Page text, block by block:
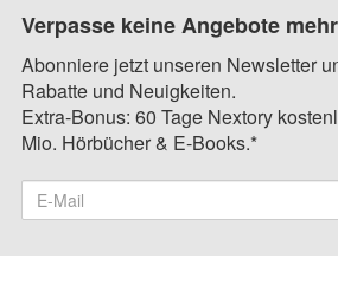
Verpasse keine Angebote
Abonniere jetzt unseren Newsletter
Rabatte und Neuigkeiten.
Extra-Bonus: 60 Tage Nextory
Mio. Hörbücher & E-Books.*